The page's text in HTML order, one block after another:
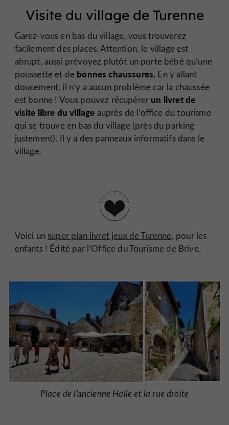
Visite du village de Turenne
Garez-vous en bas du village, vous trouverez
facilement des places. Attention, le village est
abrupt, aussi prévoyez plutôt un porte bébé qu’une
poussette et de bonnes chaussures. En y allant
doucement, il n’y a aucun problème car la chaussée
est bonne ! Vous pouvez récupérer un livret de
visite libre du village auprès de l’office du tourisme
qui se trouve en bas du village (près du parking
justement). Il y a des panneaux informatifs dans le
village.
Voici un super plan livret jeux de Turenne, pour les
enfants ! Édité par l’Office du Tourisme de Brive.
Place de l'ancienne Halle et la rue droite